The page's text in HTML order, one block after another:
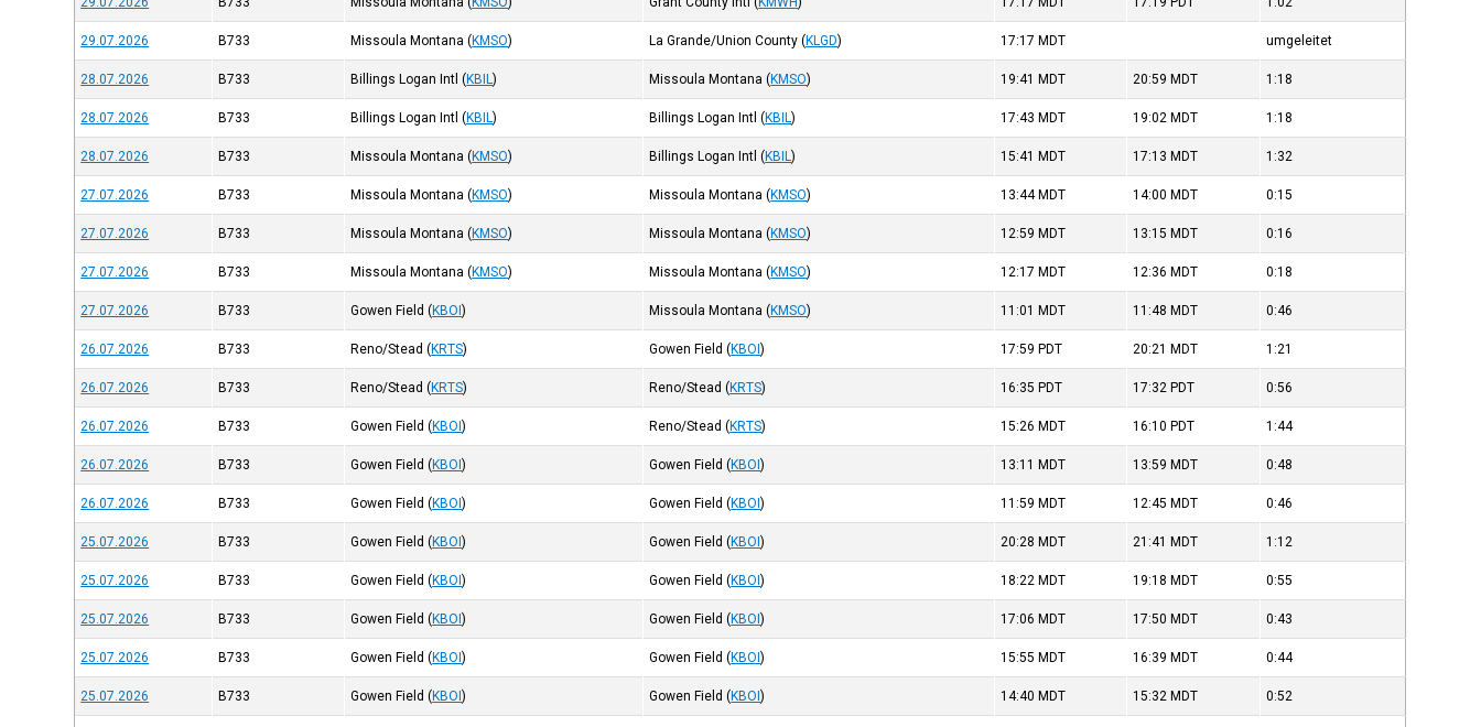
29.07.2026 B733 Missoula Montana (KMSO) La Grande/Union County (KLGD) 17:17 MDT umgeleitet
28.07.2026 B733 Billings Logan Intl (KBIL) Missoula Montana (KMSO) 19:41 MDT 20:59 MDT 1:18
28.07.2026 B733 Billings Logan Intl (KBIL) Billings Logan Intl (KBIL) 17:43 MDT 19:02 MDT 1:18
28.07.2026 B733 Missoula Montana (KMSO) Billings Logan Intl (KBIL) 15:41 MDT 17:13 MDT 1:32
27.07.2026 B733 Missoula Montana (KMSO) Missoula Montana (KMSO) 13:44 MDT 14:00 MDT 0:15
27.07.2026 B733 Missoula Montana (KMSO) Missoula Montana (KMSO) 12:59 MDT 13:15 MDT 0:16
27.07.2026 B733 Missoula Montana (KMSO) Missoula Montana (KMSO) 12:17 MDT 12:36 MDT 0:18
27.07.2026 B733 Gowen Field (KBOI) Missoula Montana (KMSO) 11:01 MDT 11:48 MDT 0:46
26.07.2026 B733 Reno/Stead (KRTS) Gowen Field (KBOI) 17:59 PDT 20:21 MDT 1:21
26.07.2026 B733 Reno/Stead (KRTS) Reno/Stead (KRTS) 16:35 PDT 17:32 PDT 0:56
26.07.2026 B733 Gowen Field (KBOI) Reno/Stead (KRTS) 15:26 MDT 16:10 PDT 1:44
26.07.2026 B733 Gowen Field (KBOI) Gowen Field (KBOI) 13:11 MDT 13:59 MDT 0:48
26.07.2026 B733 Gowen Field (KBOI) Gowen Field (KBOI) 11:59 MDT 12:45 MDT 0:46
25.07.2026 B733 Gowen Field (KBOI) Gowen Field (KBOI) 20:28 MDT 21:41 MDT 1:12
25.07.2026 B733 Gowen Field (KBOI) Gowen Field (KBOI) 18:22 MDT 19:18 MDT 0:55
25.07.2026 B733 Gowen Field (KBOI) Gowen Field (KBOI) 17:06 MDT 17:50 MDT 0:43
25.07.2026 B733 Gowen Field (KBOI) Gowen Field (KBOI) 15:55 MDT 16:39 MDT 0:44
25.07.2026 B733 Gowen Field (KBOI) Gowen Field (KBOI) 14:40 MDT 15:32 MDT 0:52